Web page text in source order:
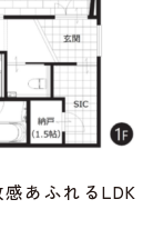
あふれるLDK